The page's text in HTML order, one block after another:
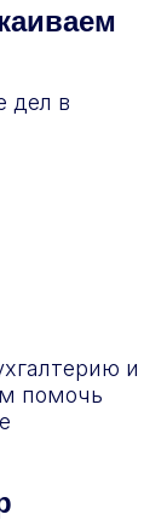
дел в
и
помочь